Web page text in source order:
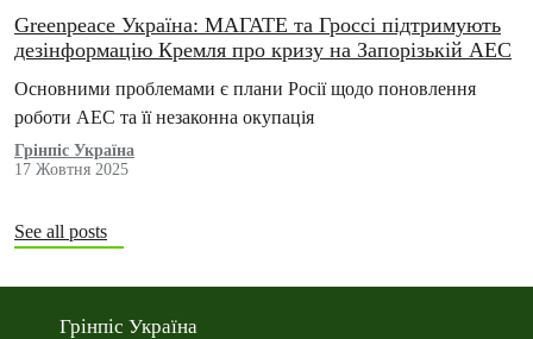
Greenpeace Україна: МАГАТЕ та Гроссі підтримують
дезінформацію Кремля про кризу на Запорізькій АЕС
Основними проблемами є плани Росії щодо поновлення
роботи АЕС та її незаконна окупація
Грінпіс Україна
17 Жовтня 2025
See all posts
Грінпіс Україна